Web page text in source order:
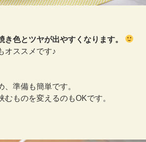
き色とツヤが出やすくなります。
オススメです♪
準備も簡単です。
ものを変えるのもOKです。